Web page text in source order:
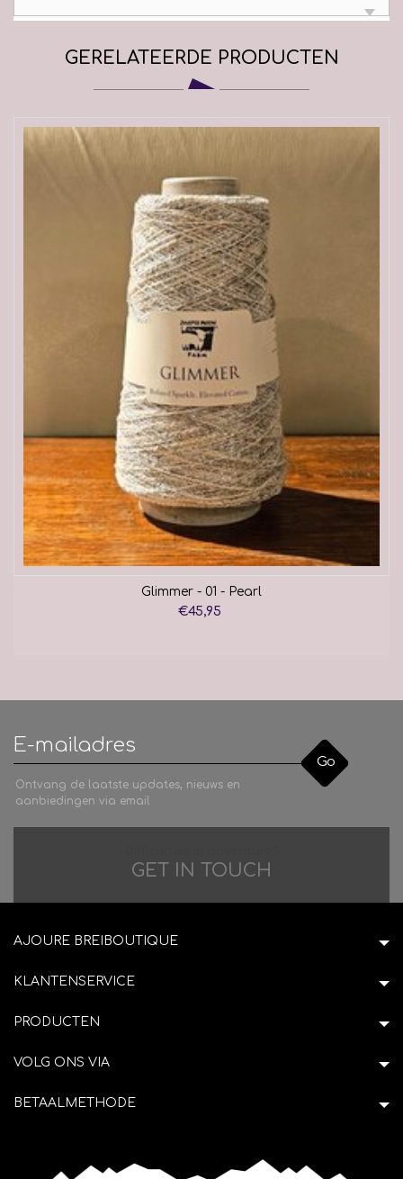
GERELATEERDE PRODUCTEN
Glimmer - 01 - Pearl
€45,95
Go
Ontvang de laatste updates, nieuws en
aanbiedingen via email
GET IN TOUCH
AJOURE BREIBOUTIQUE
KLANTENSERVICE
PRODUCTEN
VOLG ONS VIA
BETAALMETHODE